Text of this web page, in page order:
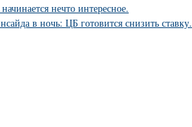
нечто интересное.
в ночь: ЦБ готовится снизить ставку.